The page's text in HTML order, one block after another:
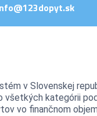
v Slovenskej
kategórii
vo finančnom